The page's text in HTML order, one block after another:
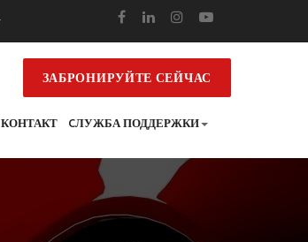
ЗАБРОНИРУЙТЕ СЕЙЧАС
КОНТАКТ CЛУЖБА ПОДДЕРЖКИ